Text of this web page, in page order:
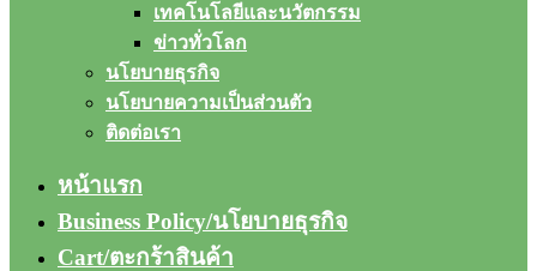
เทคโนโลยีและนวัตกรรม
ข่าวทั่วโลก
นโยบายธุรกิจ
นโยบายความเป็นส่วนตัว
ติดต่อเรา
หน้าแรก
Business Policy/นโยบายธุรกิจ
Cart/ตะกร้าสินค้า